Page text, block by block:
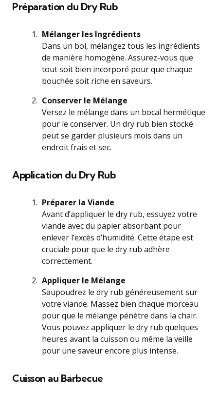
Préparation du Dry Rub
Mélanger les Ingrédients
Dans un bol, mélangez tous les ingrédients
de manière homogène. Assurez-vous que
tout soit bien incorporé pour que chaque
bouchée soit riche en saveurs.
Conserver le Mélange
Versez le mélange dans un bocal hermétique
pour le conserver. Un dry rub bien stocké
peut se garder plusieurs mois dans un
endroit frais et sec.
Application du Dry Rub
Préparer la Viande
Avant d’appliquer le dry rub, essuyez votre
viande avec du papier absorbant pour
enlever l’excès d’humidité. Cette étape est
cruciale pour que le dry rub adhère
correctement.
Appliquer le Mélange
Saupoudrez le dry rub généreusement sur
votre viande. Massez bien chaque morceau
pour que le mélange pénètre dans la chair.
Vous pouvez appliquer le dry rub quelques
heures avant la cuisson ou même la veille
pour une saveur encore plus intense.
Cuisson au Barbecue